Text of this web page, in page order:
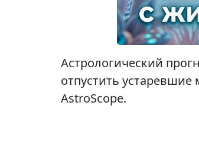
Астрологический
отпустить
AstroScope.